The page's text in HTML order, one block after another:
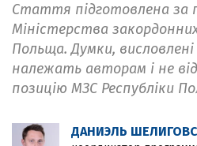
Стаття підготовлена за
Міністерства
Польща. Думки, висловлені
належать авторам і не
позицію МЗС Республіки
ДАНИЭЛЬ